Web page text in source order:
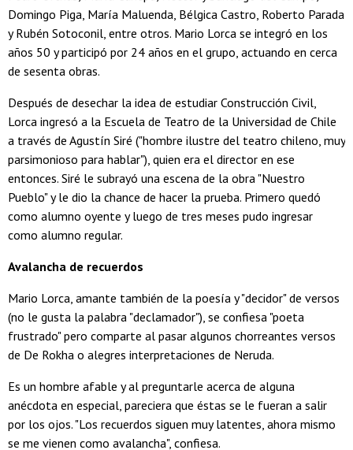
Domingo Piga, María Maluenda, Bélgica Castro, Roberto Parada
y Rubén Sotoconil, entre otros. Mario Lorca se integró en los
años 50 y participó por 24 años en el grupo, actuando en cerca
de sesenta obras.
Después de desechar la idea de estudiar Construcción Civil,
Lorca ingresó a la Escuela de Teatro de la Universidad de Chile
a través de Agustín Siré ("hombre ilustre del teatro chileno, muy
parsimonioso para hablar"), quien era el director en ese
entonces. Siré le subrayó una escena de la obra "Nuestro
Pueblo" y le dio la chance de hacer la prueba. Primero quedó
como alumno oyente y luego de tres meses pudo ingresar
como alumno regular.
Avalancha de recuerdos
Mario Lorca, amante también de la poesía y "decidor" de versos
(no le gusta la palabra "declamador"), se confiesa "poeta
frustrado" pero comparte al pasar algunos chorreantes versos
de De Rokha o alegres interpretaciones de Neruda.
Es un hombre afable y al preguntarle acerca de alguna
anécdota en especial, pareciera que éstas se le fueran a salir
por los ojos. "Los recuerdos siguen muy latentes, ahora mismo
se me vienen como avalancha", confiesa.